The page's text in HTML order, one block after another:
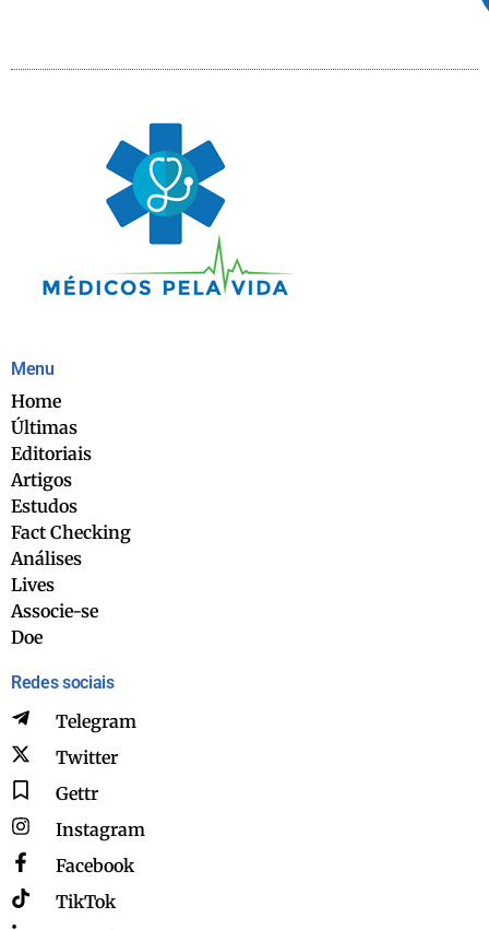
Menu
Home
Últimas
Editoriais
Artigos
Estudos
Fact Checking
Análises
Lives
Associe-se
Doe
Redes sociais
Telegram
Twitter
Gettr
Instagram
Facebook
TikTok